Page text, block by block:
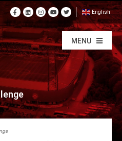
English
MENU